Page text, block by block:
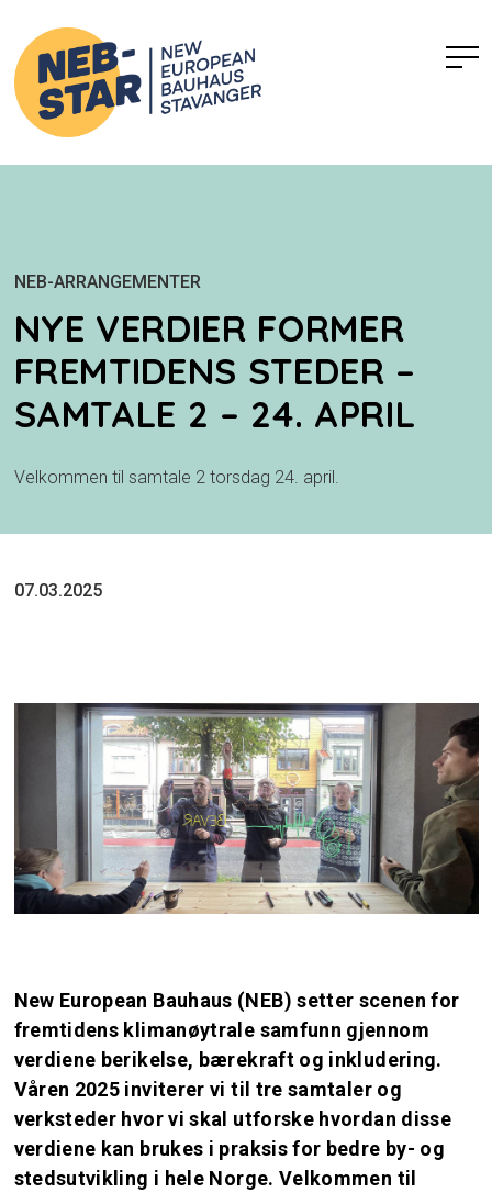
NEB-ARRANGEMENTER
NYE VERDIER FORMER
FREMTIDENS STEDER –
SAMTALE 2 – 24. APRIL
Velkommen til samtale 2 torsdag 24. april.
07.03.2025
New European Bauhaus (NEB) setter scenen for
fremtidens klimanøytrale samfunn gjennom
verdiene berikelse, bærekraft og inkludering.
Våren 2025 inviterer vi til tre samtaler og
verksteder hvor vi skal utforske hvordan disse
verdiene kan brukes i praksis for bedre by- og
stedsutvikling i hele Norge. Velkommen til